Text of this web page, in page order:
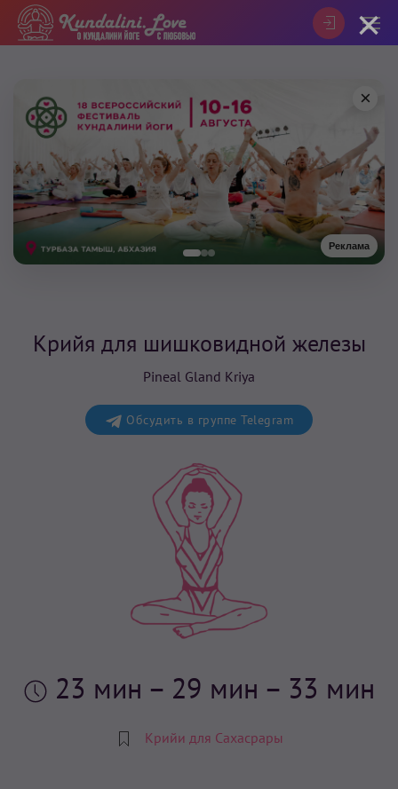
Реклама
×
Крийя для шишковидной железы
Pineal Gland Kriya
Обсудить в группе Telegram
23 мин – 29 мин – 33 мин
Крийи для Сахасрары
×